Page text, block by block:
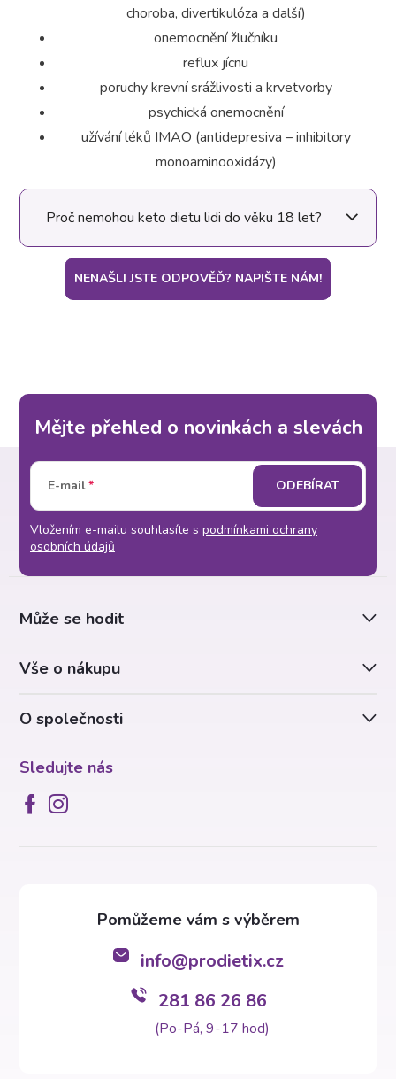
choroba, divertikulóza a další)
onemocnění žlučníku
reflux jícnu
poruchy krevní srážlivosti a krvetvorby
psychická onemocnění
užívání léků IMAO (antidepresiva – inhibitory
monoaminooxidázy)
Proč nemohou keto dietu lidi do věku 18 let?
NENAŠLI JSTE ODPOVĚĎ? NAPIŠTE NÁM!
Mějte přehled o novinkách a slevách
E-mail
Vložením e-mailu souhlasíte s podmínkami ochrany
osobních údajů
ODEBÍRAT
O společnosti
Sledujte nás
Může se hodit
Vše o nákupu
info@prodietix.cz
281 86 26 86
(Po-Pá, 9-17 hod)